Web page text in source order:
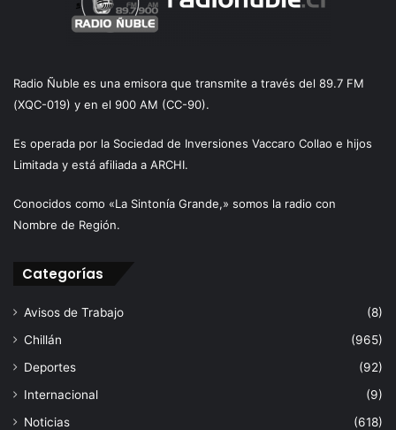
Radio Ñuble es una emisora que transmite a través del 89.7 FM
(XQC-019) y en el 900 AM (CC-90).
Es operada por la Sociedad de Inversiones Vaccaro Collao e hijos
Limitada y está afiliada a ARCHI.
Conocidos como «La Sintonía Grande,» somos la radio con
Nombre de Región.
Categorías
Avisos de Trabajo
(8)
Chillán
(965)
Deportes
(92)
Internacional
(9)
Noticias
(618)